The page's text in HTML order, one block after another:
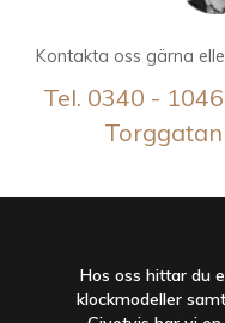
Kontakta oss gärna
Tel. 0340 -
Hos oss hittar du
klockmodeller